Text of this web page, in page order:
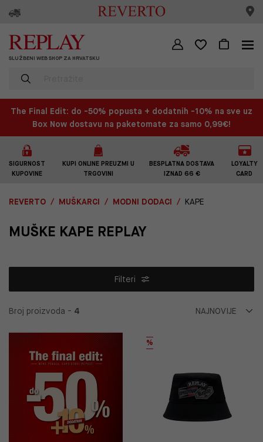
SLUŽBENI WEB SHOP ZA HRVATSKU
The Final Edit: do -50% popusta + dodatnih -10% na sve uz
Box Now dostavu na paketomate za samo 0,99€!
SIGURNOST
KUPOVINE
KUPI ONLINE PREUZMI U
TRGOVINI
BESPLATNA DOSTAVA
IZNAD 66 €
LOYALTY
CARD
REVERTO MUŠKARCI MODNI DODACI KAPE
MUŠKE KAPE REPLAY
Filteri
Broj proizvoda - 4
%